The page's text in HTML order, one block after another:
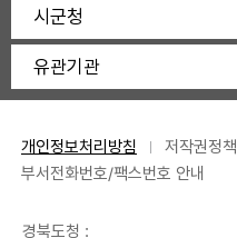
시군청
유관기관
개인정보처리방침 저작권정책
부서전화번호/팩스번호 안내
경북도청 :